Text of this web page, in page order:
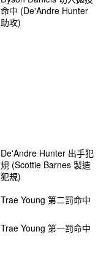
Trae Young 第一罰命中
Trae Young 第二罰命中
De'Andre Hunter 出手犯
規 (Scottie Barnes 製造
犯規)
命中 (De'Andre Hunter
助攻)